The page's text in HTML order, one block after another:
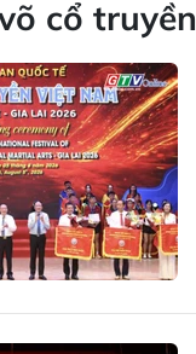
cổ truyền